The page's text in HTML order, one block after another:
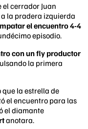
cerrador Juan
a la pradera izquierda
el encuentro 4-4
episodio.
con un fly productor
la primera
que la estrella de
el encuentro para las
el diamante
anotara.